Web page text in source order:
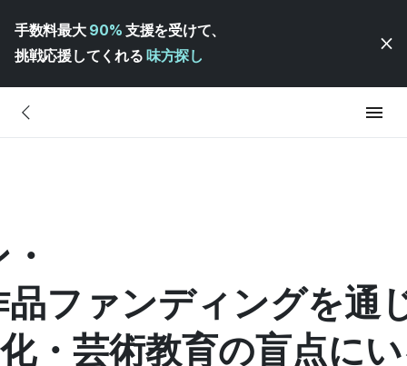
手数料最大 90% 支援を受けて、
挑戦応援してくれる 味方探し
ファンディングを通
化・芸術教育の盲点に